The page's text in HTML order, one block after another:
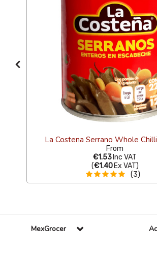
La Costena Serrano Whole
From
€1.53 Inc VAT
(€1.40 Ex VAT)
(3)
MexGrocer